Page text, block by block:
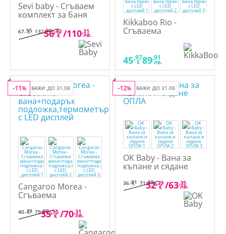
Sevi baby - Сгъваем
комплект за баня
67,95
€ 132,90лв.
56,40
€ /110,31
лв.
Kikkaboo Rio -
Сгъваема
45,97
€ 89,91
лв.
ВАЖИ ДО 31.08
-11%
Cangaroo Morea -
Сгъваема
подложка,термометър
с LED дисплей
40,39
€ 79,00лв.
35,95
€ /70,31
лв.
ВАЖИ ДО 31.08
-12%
OK Baby - Вана за
къпане и сядане
36,81
€ 71,99лв.
32,39
€ /63,35
лв.